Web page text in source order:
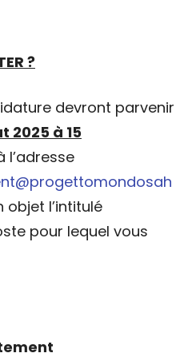
?
devront parvenir
2025 à 15
l’adresse
objet l’intitulé
pour lequel vous